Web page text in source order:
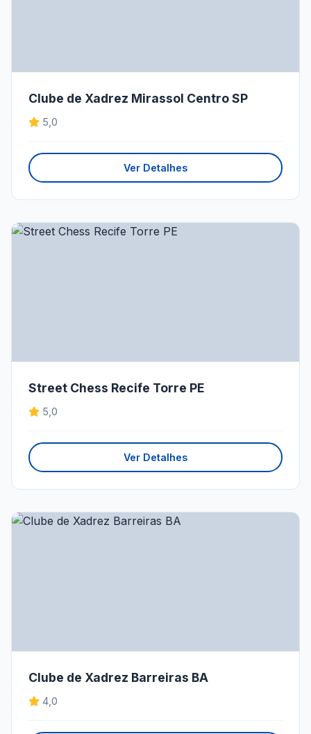
Clube de Xadrez Mirassol Centro SP
5,0
Ver Detalhes
Street Chess Recife Torre PE
5,0
Ver Detalhes
Clube de Xadrez Barreiras BA
4,0